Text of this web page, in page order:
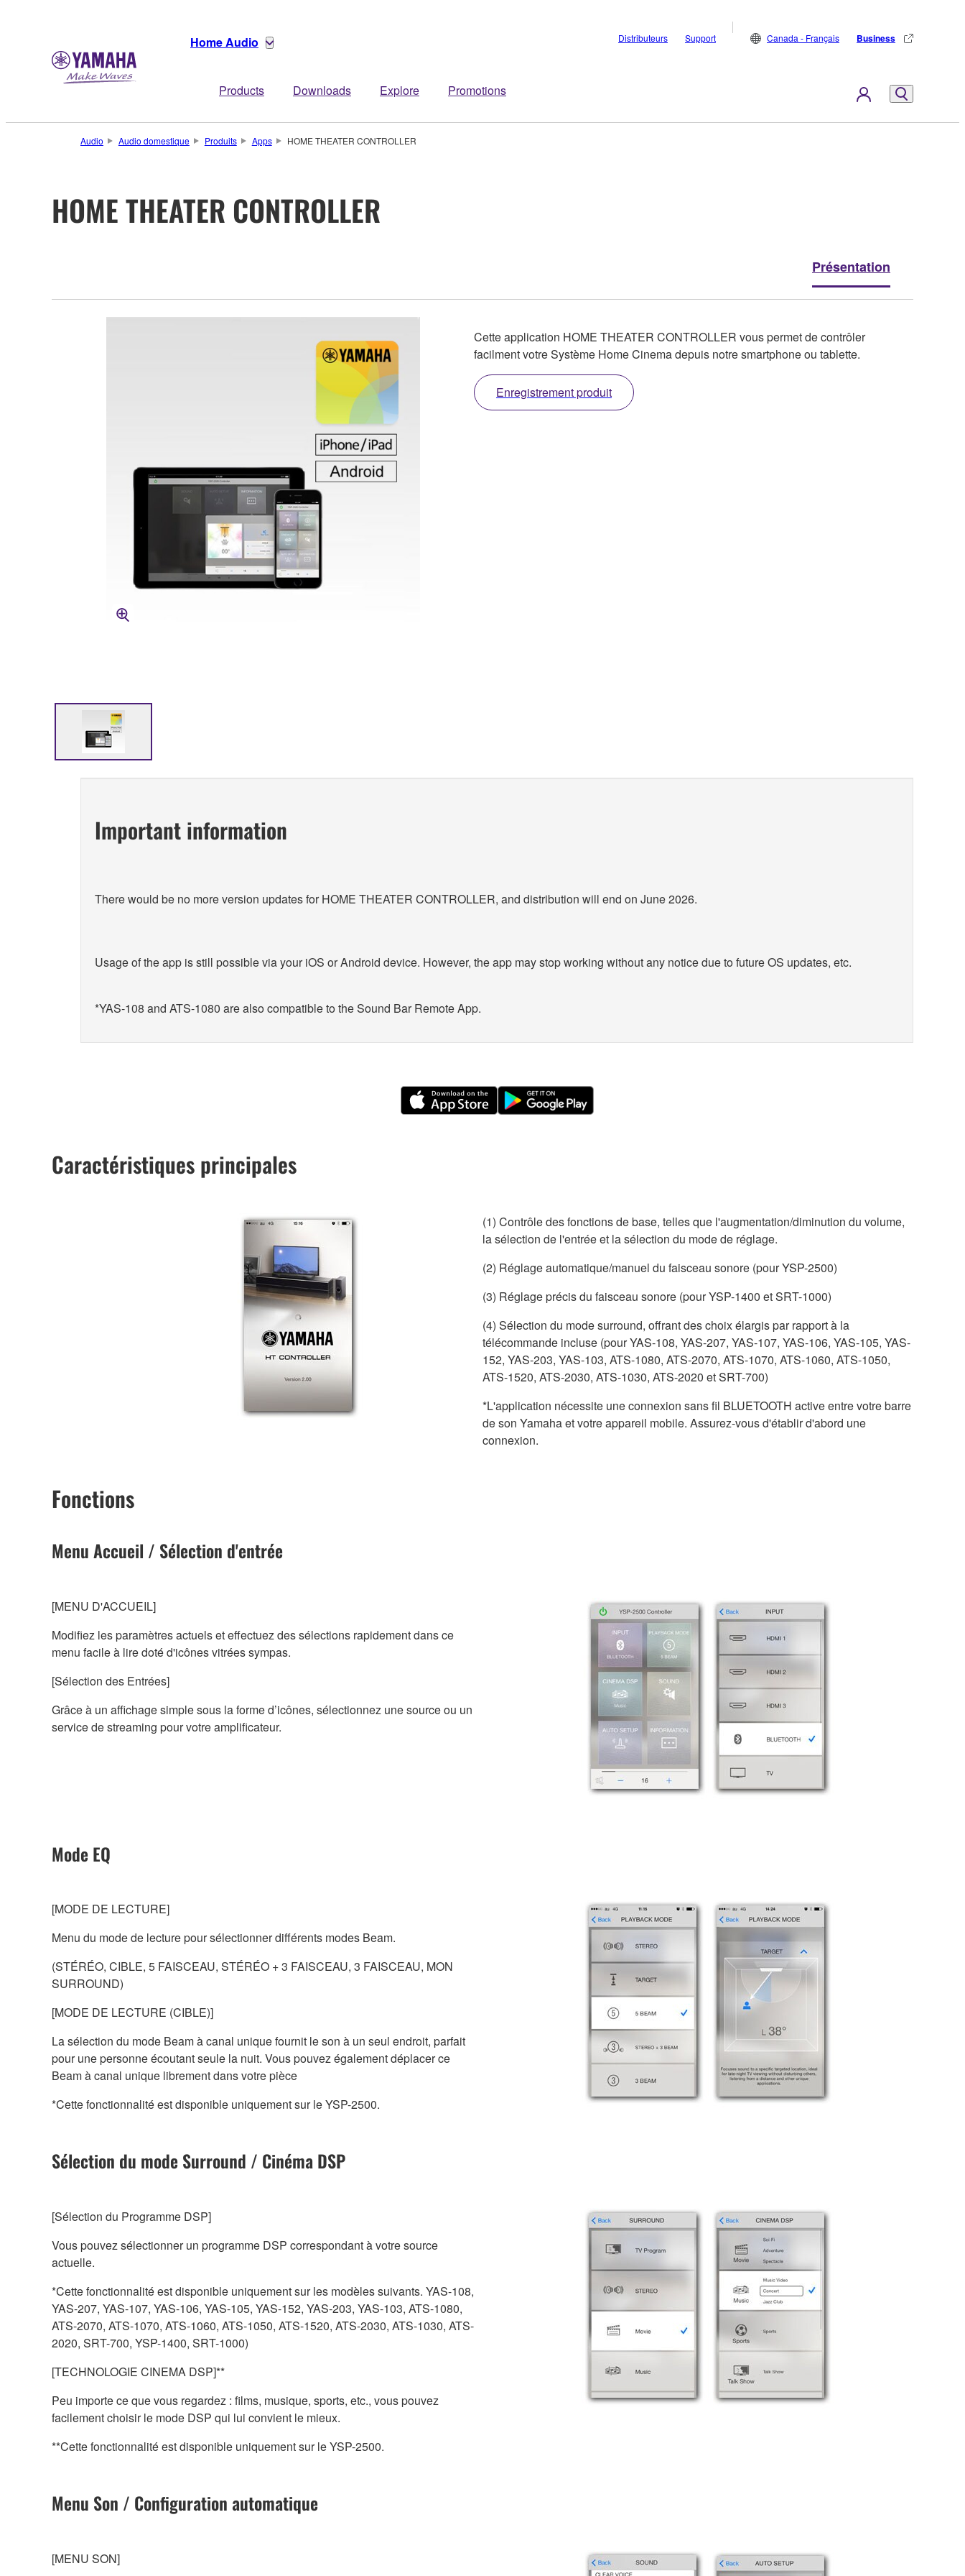
Home Audio
Products Downloads Explore Promotions
Distributeurs Support Canada - Français Business
Audio Audio domestique Produits Apps HOME THEATER CONTROLLER
HOME THEATER CONTROLLER
Présentation
Cette application HOME THEATER CONTROLLER vous permet de contrôler
facilment votre Système Home Cinema depuis notre smartphone ou tablette.
Enregistrement produit
Important information
There would be no more version updates for HOME THEATER CONTROLLER, and distribution will end on June 2026.
Usage of the app is still possible via your iOS or Android device. However, the app may stop working without any notice due to future OS updates, etc.
*YAS-108 and ATS-1080 are also compatible to the Sound Bar Remote App.
Caractéristiques principales
(1) Contrôle des fonctions de base, telles que l'augmentation/diminution du volume,
la sélection de l'entrée et la sélection du mode de réglage.
(2) Réglage automatique/manuel du faisceau sonore (pour YSP-2500)
(3) Réglage précis du faisceau sonore (pour YSP-1400 et SRT-1000)
(4) Sélection du mode surround, offrant des choix élargis par rapport à la
télécommande incluse (pour YAS-108, YAS-207, YAS-107, YAS-106, YAS-105, YAS-
152, YAS-203, YAS-103, ATS-1080, ATS-2070, ATS-1070, ATS-1060, ATS-1050,
ATS-1520, ATS-2030, ATS-1030, ATS-2020 et SRT-700)
*L'application nécessite une connexion sans fil BLUETOOTH active entre votre barre
de son Yamaha et votre appareil mobile. Assurez-vous d'établir d'abord une
connexion.
Fonctions
Menu Accueil / Sélection d'entrée
[MENU D'ACCUEIL]
Modifiez les paramètres actuels et effectuez des sélections rapidement dans ce
menu facile à lire doté d'icônes vitrées sympas.
[Sélection des Entrées]
Grâce à un affichage simple sous la forme d’icônes, sélectionnez une source ou un
service de streaming pour votre amplificateur.
Mode EQ
[MODE DE LECTURE]
Menu du mode de lecture pour sélectionner différents modes Beam.
(STÉRÉO, CIBLE, 5 FAISCEAU, STÉRÉO + 3 FAISCEAU, 3 FAISCEAU, MON
SURROUND)
[MODE DE LECTURE (CIBLE)]
La sélection du mode Beam à canal unique fournit le son à un seul endroit, parfait
pour une personne écoutant seule la nuit. Vous pouvez également déplacer ce
Beam à canal unique librement dans votre pièce
*Cette fonctionnalité est disponible uniquement sur le YSP-2500.
Sélection du mode Surround / Cinéma DSP
[Sélection du Programme DSP]
Vous pouvez sélectionner un programme DSP correspondant à votre source
actuelle.
*Cette fonctionnalité est disponible uniquement sur les modèles suivants. YAS-108,
YAS-207, YAS-107, YAS-106, YAS-105, YAS-152, YAS-203, YAS-103, ATS-1080,
ATS-2070, ATS-1070, ATS-1060, ATS-1050, ATS-1520, ATS-2030, ATS-1030, ATS-
2020, SRT-700, YSP-1400, SRT-1000)
[TECHNOLOGIE CINEMA DSP]**
Peu importe ce que vous regardez : films, musique, sports, etc., vous pouvez
facilement choisir le mode DSP qui lui convient le mieux.
**Cette fonctionnalité est disponible uniquement sur le YSP-2500.
Menu Son / Configuration automatique
[MENU SON]